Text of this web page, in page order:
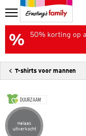
50% korting op
T-shirts voor mannen
DUURZAAM
Artikel helaas
Helaas
uitverkocht